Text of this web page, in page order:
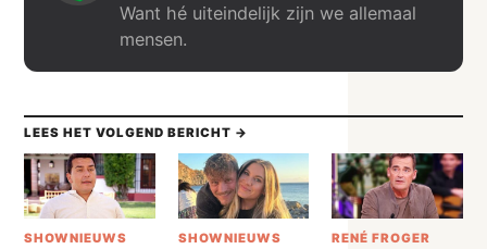
Want hé uiteindelijk zijn we allemaal
mensen.
LEES HET VOLGEND BERICHT →
SHOWNIEUWS SHOWNIEUWS RENÉ FROGER